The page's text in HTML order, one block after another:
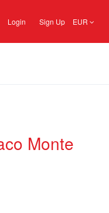
Login Sign Up EUR
Monte